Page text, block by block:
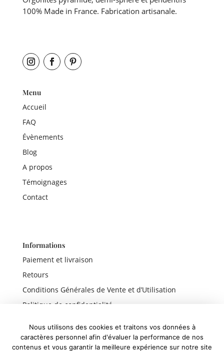
100% Made in France. Fabrication artisanale.
Menu
Accueil
FAQ
Évènements
Blog
A propos
Témoignages
Contact
Informations
Paiement et livraison
Retours
Conditions Générales de Vente et d’Utilisation
Politique de confidentialité
Nous utilisons des cookies et traitons vos données à
caractères personnel afin d'évaluer la performance de nos
contenus et vous garantir la meilleure expérience sur notre site